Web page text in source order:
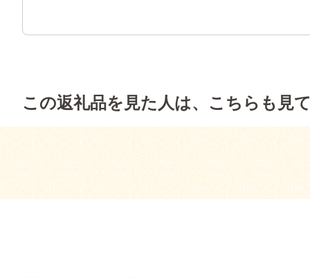
この返礼品を見た人は、こちらも見